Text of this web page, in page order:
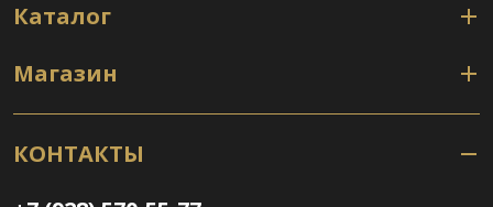
Каталог
Магазин
КОНТАКТЫ